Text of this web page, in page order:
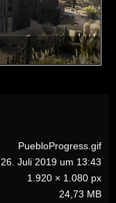
PuebloProgress.gif
26. Juli 2019 um 13:43
1.920 × 1.080 px
24,73 MB